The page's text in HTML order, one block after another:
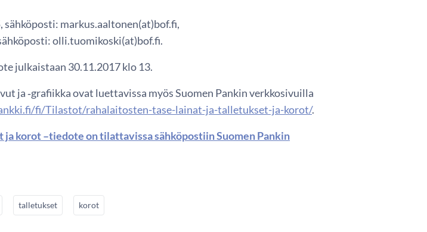
sähköposti: markus.aaltonen(at)bof.fi,
olli.tuomikoski(at)bof.fi.
julkaistaan 30.11.2017 klo 13.
ja ‑grafiikka ovat luettavissa myös Suomen Pankin verkkosivuilla
fi/Tilastot/rahalaitosten-tase-lainat-ja-talletukset-ja-korot/.
korot –tiedote on tilattavissa sähköpostiin Suomen Pankin
talletukset korot